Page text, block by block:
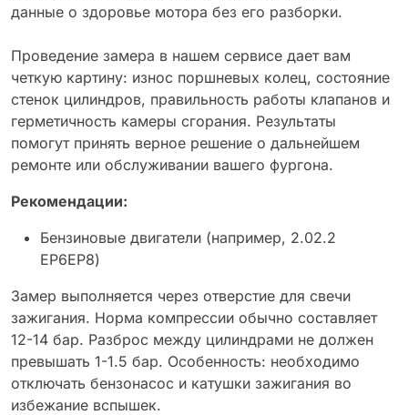
данные о здоровье мотора без его разборки.
Проведение замера в нашем сервисе дает вам
четкую картину: износ поршневых колец, состояние
стенок цилиндров, правильность работы клапанов и
герметичность камеры сгорания. Результаты
помогут принять верное решение о дальнейшем
ремонте или обслуживании вашего фургона.
Рекомендации:
Бензиновые двигатели (например, 2.02.2
EP6EP8)
Замер выполняется через отверстие для свечи
зажигания. Норма компрессии обычно составляет
12-14 бар. Разброс между цилиндрами не должен
превышать 1-1.5 бар. Особенность: необходимо
отключать бензонасос и катушки зажигания во
избежание вспышек.